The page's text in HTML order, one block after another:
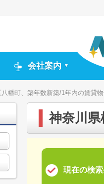
会社案内 ▼
幡町、築年数新築/1年内の賃貸
神奈川県
現在の検